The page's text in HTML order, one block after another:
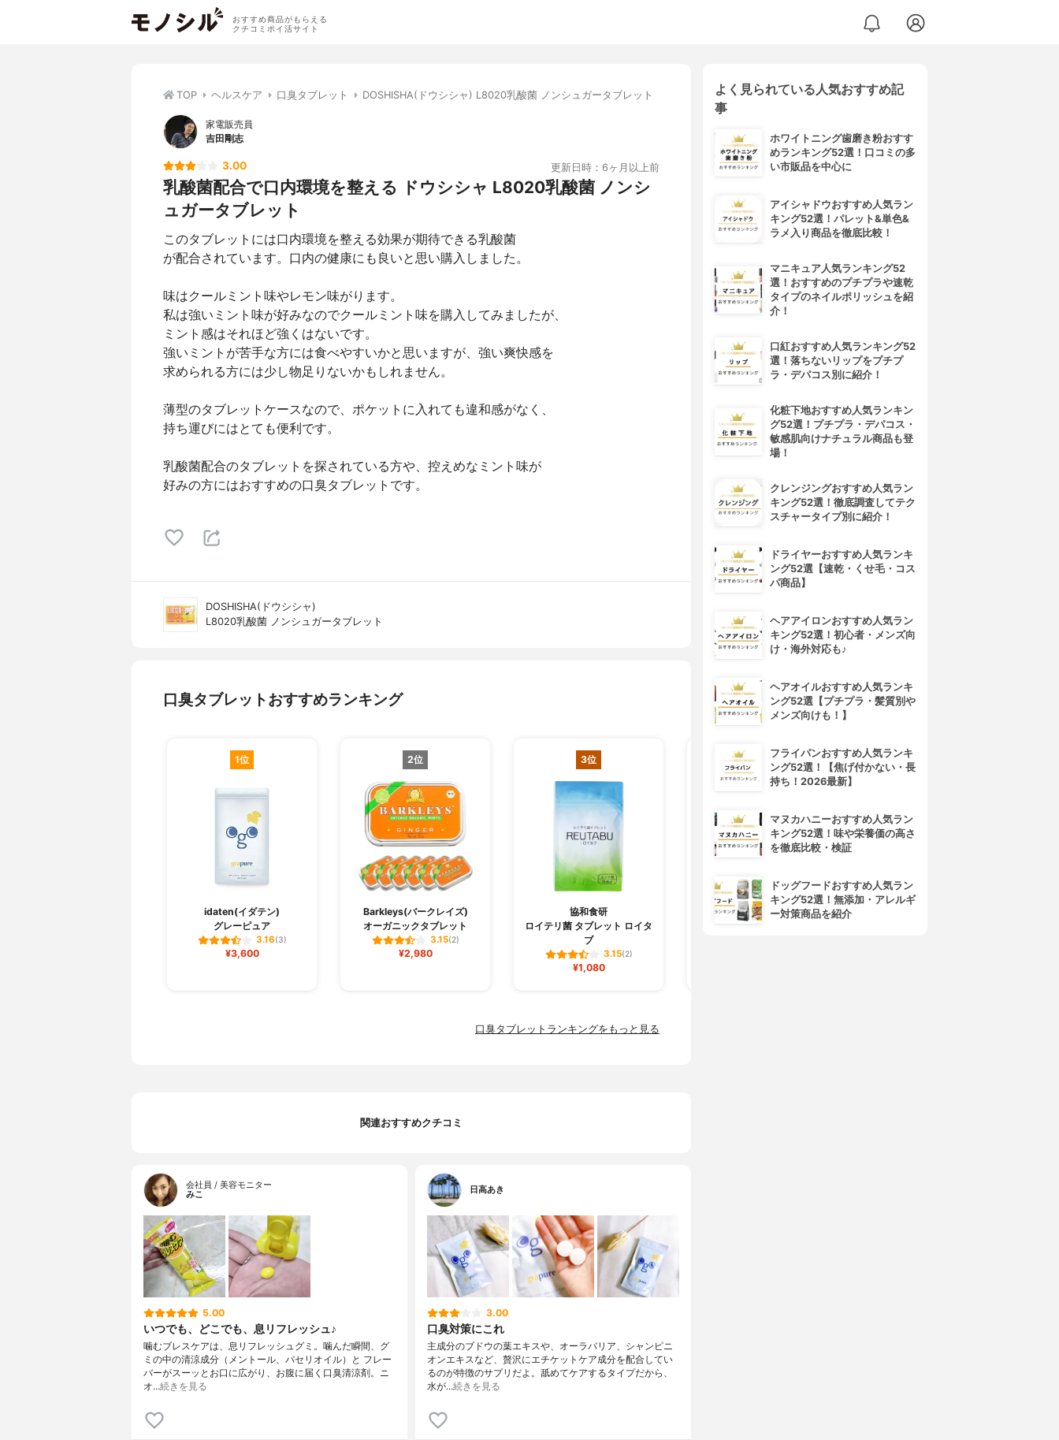
おすすめ商品がもらえる
クチコミポイ活サイト
TOP ヘルスケア 口臭タブレット DOSHISHA(ドウシシャ) L8020乳酸菌 ノンシュガータブレット
家電販売員
吉田剛志
3.00 更新日時：6ヶ月以上前
乳酸菌配合で口内環境を整える ドウシシャ L8020乳酸菌 ノンシ
ュガータブレット
このタブレットには口内環境を整える効果が期待できる乳酸菌
が配合されています。口内の健康にも良いと思い購入しました。
味はクールミント味やレモン味がります。
私は強いミント味が好みなのでクールミント味を購入してみましたが、
ミント感はそれほど強くはないです。
強いミントが苦手な方には食べやすいかと思いますが、強い爽快感を
求められる方には少し物足りないかもしれません。
薄型のタブレットケースなので、ポケットに入れても違和感がなく、
持ち運びにはとても便利です。
乳酸菌配合のタブレットを探されている方や、控えめなミント味が
好みの方にはおすすめの口臭タブレットです。
DOSHISHA(ドウシシャ)
L8020乳酸菌 ノンシュガータブレット
口臭タブレットおすすめランキング
1位
idaten(イダテン)
グレーピュア
3.16(3)
¥3,600
2位
Barkleys(バークレイズ)
オーガニックタブレット
3.15(2)
¥2,980
3位
協和食研
ロイテリ菌 タブレット ロイタ
ブ
3.15(2)
¥1,080
4位
BRESMILE(ブレスマイル)
口臭タブレットランキングをもっと見る
関連おすすめクチコミ
会社員 / 美容モニター
みこ
5.00
いつでも、どこでも、息リフレッシュ♪
噛むブレスケアは、息リフレッシュグミ。噛んだ瞬間、グ
ミの中の清涼成分（メントール、パセリオイル）と フレー
バーがスーッとお口に広がり、お腹に届く口臭清涼剤。ニ
オ…続きを見る
日高あき
3.00
口臭対策にこれ
主成分のブドウの葉エキスや、オーラバリア、シャンピニ
オンエキスなど、贅沢にエチケットケア成分を配合してい
るのが特徴のサプリだよ。舐めてケアするタイプだから、
水が…続きを見る
よく見られている人気おすすめ記
事
ホワイトニング歯磨き粉おすす
めランキング52選！口コミの多
い市販品を中心に
アイシャドウおすすめ人気ラン
キング52選！パレット&単色&
ラメ入り商品を徹底比較！
マニキュア人気ランキング52
選！おすすめのプチプラや速乾
タイプのネイルポリッシュを紹
介！
口紅おすすめ人気ランキング52
選！落ちないリップをプチプ
ラ・デパコス別に紹介！
化粧下地おすすめ人気ランキン
グ52選！プチプラ・デパコス・
敏感肌向けナチュラル商品も登
場！
クレンジングおすすめ人気ラン
キング52選！徹底調査してテク
スチャータイプ別に紹介！
ドライヤーおすすめ人気ランキ
ング52選【速乾・くせ毛・コス
パ商品】
ヘアアイロンおすすめ人気ラン
キング52選！初心者・メンズ向
け・海外対応も♪
ヘアオイルおすすめ人気ランキ
ング52選【プチプラ・髪質別や
メンズ向けも！】
フライパンおすすめ人気ランキ
ング52選！【焦げ付かない・長
持ち！2026最新】
マヌカハニーおすすめ人気ラン
キング52選！味や栄養価の高さ
を徹底比較・検証
ドッグフードおすすめ人気ラン
キング52選！無添加・アレルギ
ー対策商品を紹介